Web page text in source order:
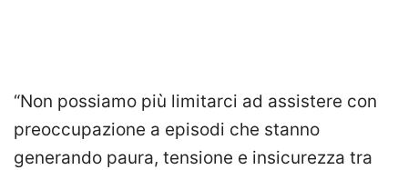
“Non possiamo più limitarci ad assistere con
preoccupazione a episodi che stanno
generando paura, tensione e insicurezza tra